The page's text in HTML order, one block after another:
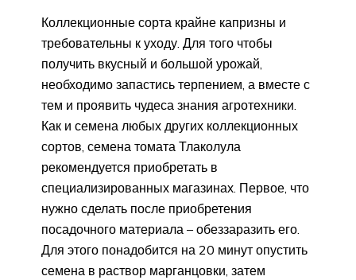
Коллекционные сорта крайне капризны и
требовательны к уходу. Для того чтобы
получить вкусный и большой урожай,
необходимо запастись терпением, а вместе с
тем и проявить чудеса знания агротехники.
Как и семена любых других коллекционных
сортов, семена томата Тлаколула
рекомендуется приобретать в
специализированных магазинах. Первое, что
нужно сделать после приобретения
посадочного материала – обеззаразить его.
Для этого понадобится на 20 минут опустить
семена в раствор марганцовки, затем